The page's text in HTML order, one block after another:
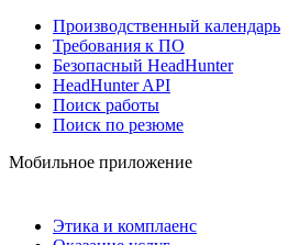
Производственный календарь
Требования к ПО
Безопасный HeadHunter
HeadHunter API
Поиск работы
Поиск по резюме
Мобильное приложение
Этика и комплаенс